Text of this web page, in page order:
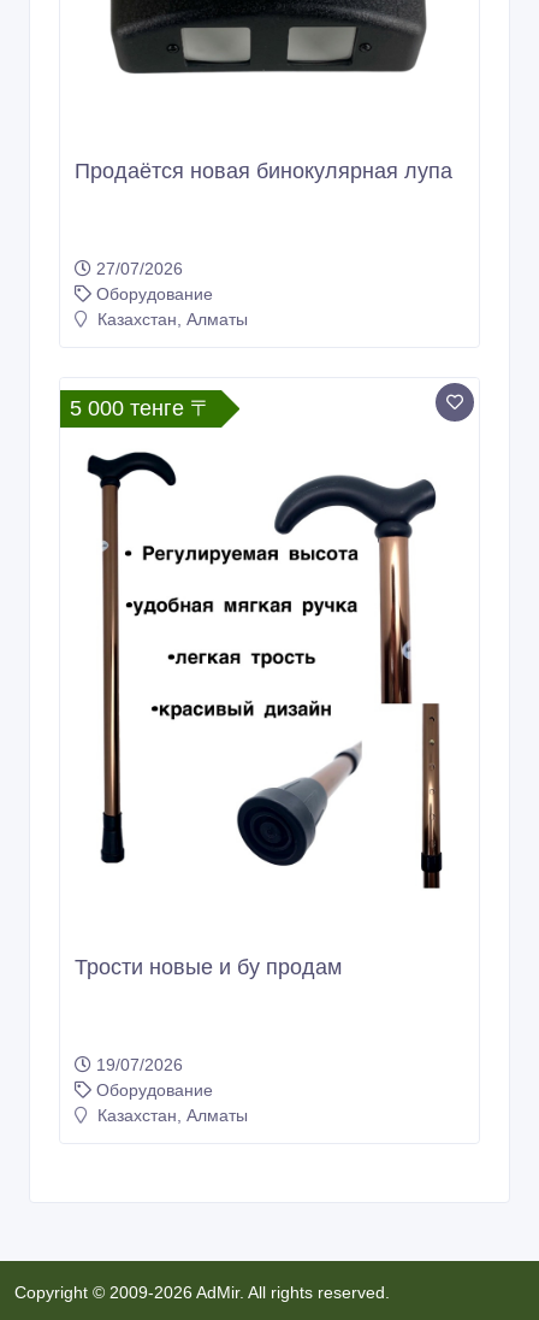
Продаётся новая бинокулярная лупа
27/07/2026
Оборудование
Казахстан, Алматы
5 000 тенге 〒
Трости новые и бу продам
19/07/2026
Оборудование
Казахстан, Алматы
Copyright © 2009-2026 AdMir. All rights reserved.